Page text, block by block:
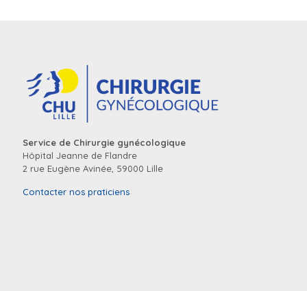
Service de Chirurgie gynécologique
Hôpital Jeanne de Flandre
2 rue Eugène Avinée, 59000 Lille
Contacter nos praticiens